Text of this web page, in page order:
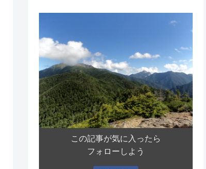
この記事が気に入ったら
フォローしよう